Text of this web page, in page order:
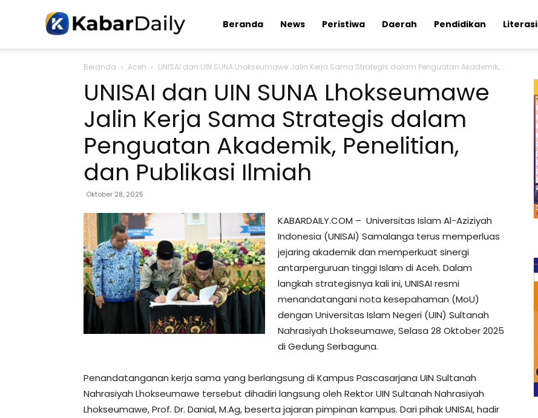
Kabardaily.com
Beranda News Peristiwa Daerah Pendidikan Literasi
Beranda Aceh UNISAI dan UIN SUNA Lhokseumawe Jalin Kerja Sama Strategis dalam Penguatan Akademik,...
UNISAI dan UIN SUNA Lhokseumawe
Jalin Kerja Sama Strategis dalam
Penguatan Akademik, Penelitian,
dan Publikasi Ilmiah
Oktober 28, 2025
KABARDAILY.COM – Universitas Islam Al-Aziziyah
Indonesia (UNISAI) Samalanga terus memperluas
jejaring akademik dan memperkuat sinergi
antarperguruan tinggi Islam di Aceh. Dalam
langkah strategisnya kali ini, UNISAI resmi
menandatangani nota kesepahaman (MoU)
dengan Universitas Islam Negeri (UIN) Sultanah
Nahrasiyah Lhokseumawe, Selasa 28 Oktober 2025
di Gedung Serbaguna.
Penandatanganan kerja sama yang berlangsung di Kampus Pascasarjana UIN Sultanah
Nahrasiyah Lhokseumawe tersebut dihadiri langsung oleh Rektor UIN Sultanah Nahrasiyah
Lhokseumawe, Prof. Dr. Danial, M.Ag, beserta jajaran pimpinan kampus. Dari pihak UNISAI, hadir